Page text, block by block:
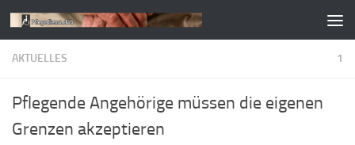
Zum Inhalt springen
AKTUELLES 1
Pflegende Angehörige müssen die eigenen
Grenzen akzeptieren